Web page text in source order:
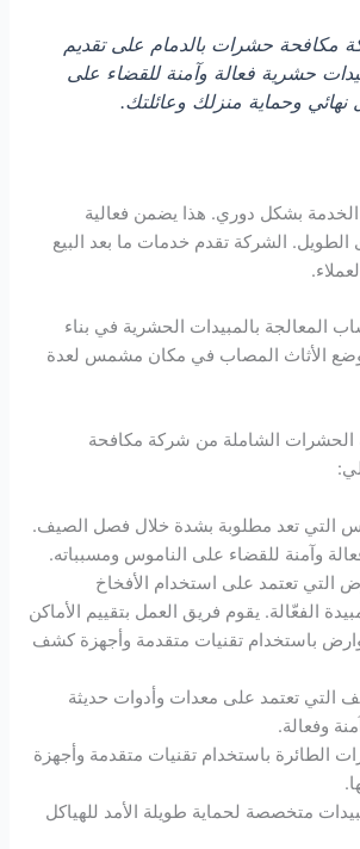
حشرات بالدمام على تقديم
حشرية فعالة وآمنة للقضاء على
وحماية منزلك وعائلتك.
بشكل دوري. هذا يضمن فعالية
الشركة تقدم خدمات ما بعد البيع
المعالجة بالمبيدات الحشرية في بناء
وضع الأثاث المصاب في مكان مشمس لعدة
الشاملة من شركة مكافحة
التي تعد مطلوبة بشدة خلال فصل الصيف.
وآمنة للقضاء على الناموس ومسبباته.
التي تعتمد على استخدام الأفخاخ
الفعّالة. يقوم فريق العمل بتقييم الأماكن
باستخدام تقنيات متقدمة وأجهزة كشف
التي تعتمد على معدات وأدوات حديثة
وفعالة.
الطائرة باستخدام تقنيات متقدمة وأجهزة
متخصصة لحماية طويلة الأمد للهياكل